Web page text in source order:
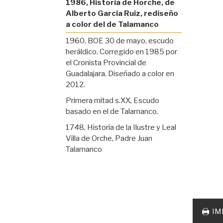
1986, Historia de Horche, de
Alberto García Ruiz, rediseño
a color del de Talamanco
1960, BOE 30 de mayo, escudo
heráldico. Corregido en 1985 por
el Cronista Provincial de
Guadalajara. Diseñado a color en
2012.
Primera mitad s.XX, Escudo
basado en el de Talamanco.
1748, Historia de la Ilustre y Leal
Villa de Orche, Padre Juan
Talamanco